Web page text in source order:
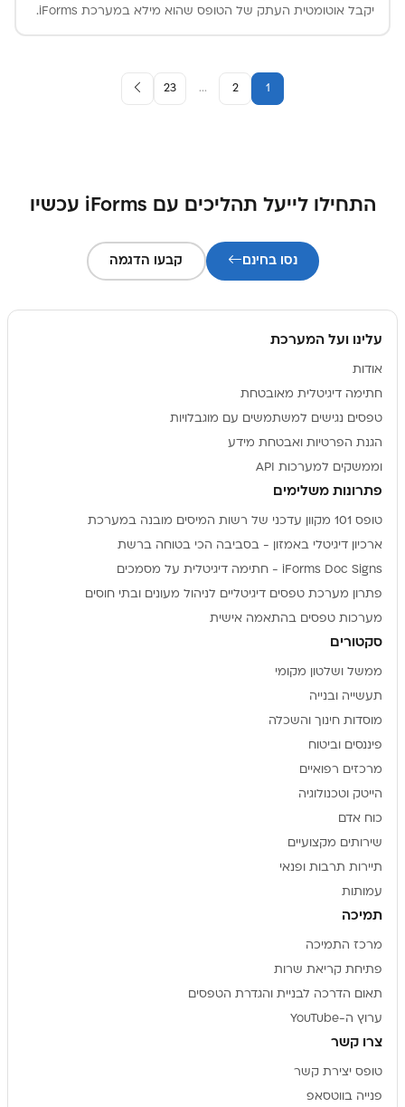
יקבל אוטומטית העתק של הטופס שהוא מילא במערכת iForms.
1
2
...
23
התחילו לייעל תהליכים עם iForms עכשיו
נסו בחינם קבעו הדגמה
עלינו ועל המערכת
אודות
חתימה דיגיטלית מאובטחת
טפסים נגישים למשתמשים עם מוגבלויות
הגנת הפרטיות ואבטחת מידע
וממשקים למערכות API
פתרונות משלימים
טופס 101 מקוון עדכני של רשות המיסים מובנה במערכת
ארכיון דיגיטלי באמזון - בסביבה הכי בטוחה ברשת
iForms Doc Signs - חתימה דיגיטלית על מסמכים
פתרון מערכת טפסים דיגיטליים לניהול מעונים ובתי חוסים
מערכות טפסים בהתאמה אישית
סקטורים
ממשל ושלטון מקומי
תעשייה ובנייה
מוסדות חינוך והשכלה
פיננסים וביטוח
מרכזים רפואיים
הייטק וטכנולוגיה
כוח אדם
שירותים מקצועיים
תיירות תרבות ופנאי
עמותות
תמיכה
מרכז התמיכה
פתיחת קריאת שרות
תאום הדרכה לבניית והגדרת הטפסים
ערוץ ה-YouTube
צרו קשר
טופס יצירת קשר
פנייה בווטסאפ